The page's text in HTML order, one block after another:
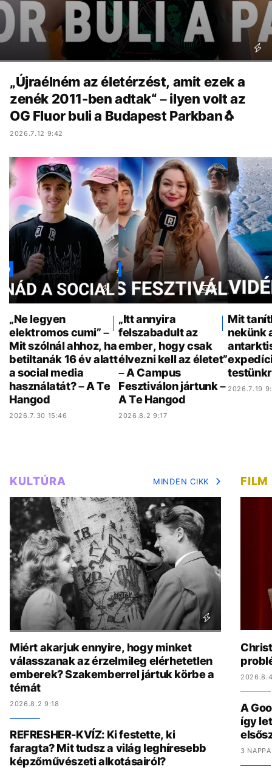
„Újraélném az életérzést, amit ezek a
zenék 2011-ben adtak“ – ilyen volt az
OG Fluor buli a Budapest Parkban🐧
2026.7.12 9:42
„Ne legyen
elektromos cumi” –
Mit szólnál ahhoz, ha
betiltanák 16 év alatt
a social media
használatát? – A Te
Hangod
2026.7.30 15:46
„Itt annyira
felszabadult az
ember, hogy csak
élvezni kell az életet”
– A Campus
Fesztiválon jártunk –
A Te Hangod
2026.8.2 9:17
Mit
nekünk
2026.7.19
KULTÚRA MINDEN CIKK
Miért akarjuk ennyire, hogy minket
válasszanak az érzelmileg elérhetetlen
emberek? Szakemberrel jártuk körbe a
témát
2026.8.2 9:18
REFRESHER-KVÍZ: Ki festette, ki
faragta? Mit tudsz a világ leghíresebb
képzőművészeti alkotásairól?
FILM
A
így
3